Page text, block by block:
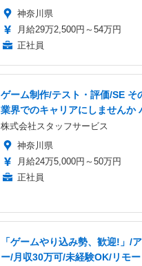
神奈川県
月給29万2,500円～54万円
正社員
ゲーム制作/テスト・評価/SE そ
業界でのキャリアにしませんか
株式会社スタッフサービス
神奈川県
月給24万5,000円～50万円
正社員
「ゲームやり込み勢、歓迎!」/
ー/月収30万可/未経験OK/リモ